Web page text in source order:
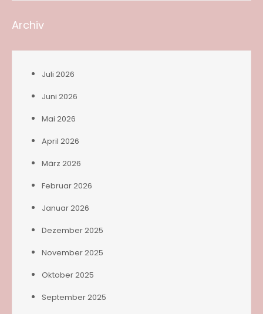
Archiv
Juli 2026
Juni 2026
Mai 2026
April 2026
März 2026
Februar 2026
Januar 2026
Dezember 2025
November 2025
Oktober 2025
September 2025